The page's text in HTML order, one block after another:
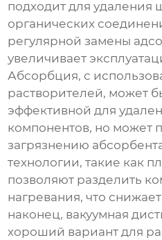
подходит для удаления
органических
регулярной замены
увеличивает
Абсорбция, с
растворителей, может
эффективной для
компонентов, но может
загрязнению
технологии, такие как
позволяют разделить
нагревания, что
наконец, вакуумная
хороший вариант для